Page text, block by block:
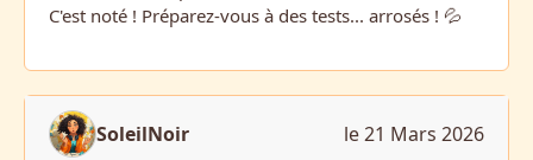
C'est noté ! Préparez-vous à des tests... arrosés ! 💦
SoleilNoir le 21 Mars 2026